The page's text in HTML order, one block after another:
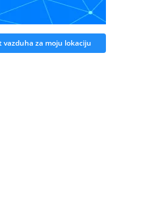
vazduha za moju lokaciju